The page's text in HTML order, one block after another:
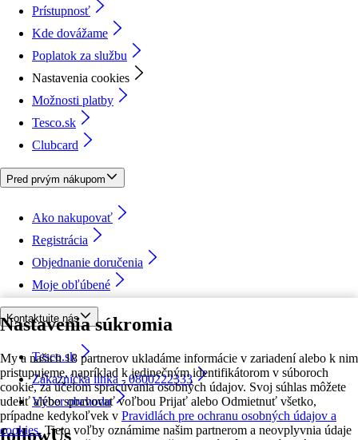
Nastavenia súkromia
My a našich 18 partnerov ukladáme informácie v zariadení alebo k nim
pristupujeme, napríklad k jedinečným identifikátorom v súboroch
cookie, za účelom spracúvania osobných údajov. Svoj súhlas môžete
udeliť alebo spravovať voľbou Prijať alebo Odmietnuť všetko,
prípadne kedykoľvek v Pravidlách pre ochranu osobných údajov a
cookies. Tieto voľby oznámime našim partnerom a neovplyvnia údaje
Prístupnosť
Kde dovážame
Poplatok za službu
Nastavenia cookies
Možnosti platby
Tesco.sk
Clubcard
Pred prvým nákupom
Ako nakupovať
Registrácia
Objednanie doručenia
Moje obľúbené
Kontaktujte nás
Tesco.sk
Zákaznícka linka - 0800222333
Výber obchodu
followUs